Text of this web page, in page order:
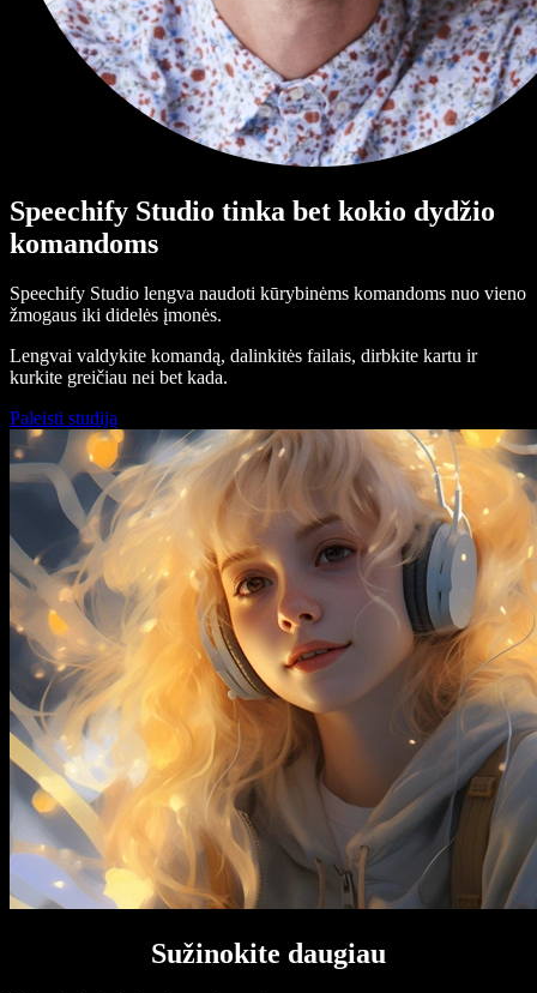
Speechify Studio tinka bet kokio dydžio
komandoms
Speechify Studio lengva naudoti kūrybinėms komandoms nuo vieno
žmogaus iki didelės įmonės.
Lengvai valdykite komandą, dalinkitės failais, dirbkite kartu ir
kurkite greičiau nei bet kada.
Paleisti studiją
Sužinokite daugiau